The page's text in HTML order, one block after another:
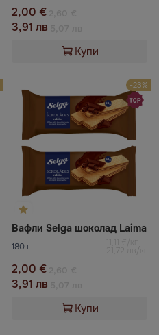
2,00 €
3,91 лв
Купи
-23%
Вафли Selga шоколад Laima
180 г 11,11 €/кг
21,72 лв/кг
2,00 €
3,91 лв
Купи